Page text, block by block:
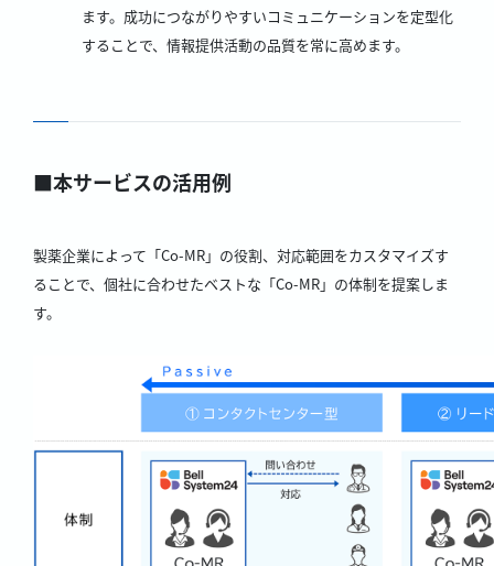
ます。成功につながりやすいコミュニケーションを定型化
することで、情報提供活動の品質を常に高めます。
■本サービスの活用例
製薬企業によって「Co-MR」の役割、対応範囲をカスタマイズす
ることで、個社に合わせたベストな「Co-MR」の体制を提案しま
す。